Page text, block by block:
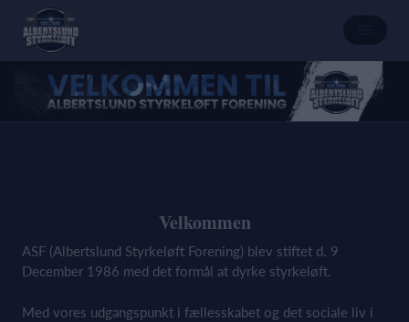
Velkommen
ASF (Albertslund Styrkeløft Forening) blev stiftet d. 9
December 1986 med det formål at dyrke styrkeløft.
Med vores udgangspunkt i fællesskabet og det sociale liv i